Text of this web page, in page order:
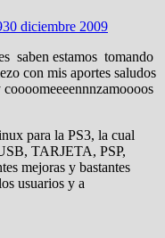
30 diciembre 2009
saben estamos tomando
con mis aportes saludos
para la PS3, la cual
TARJETA, PSP,
mejoras y bastantes
usuarios y a